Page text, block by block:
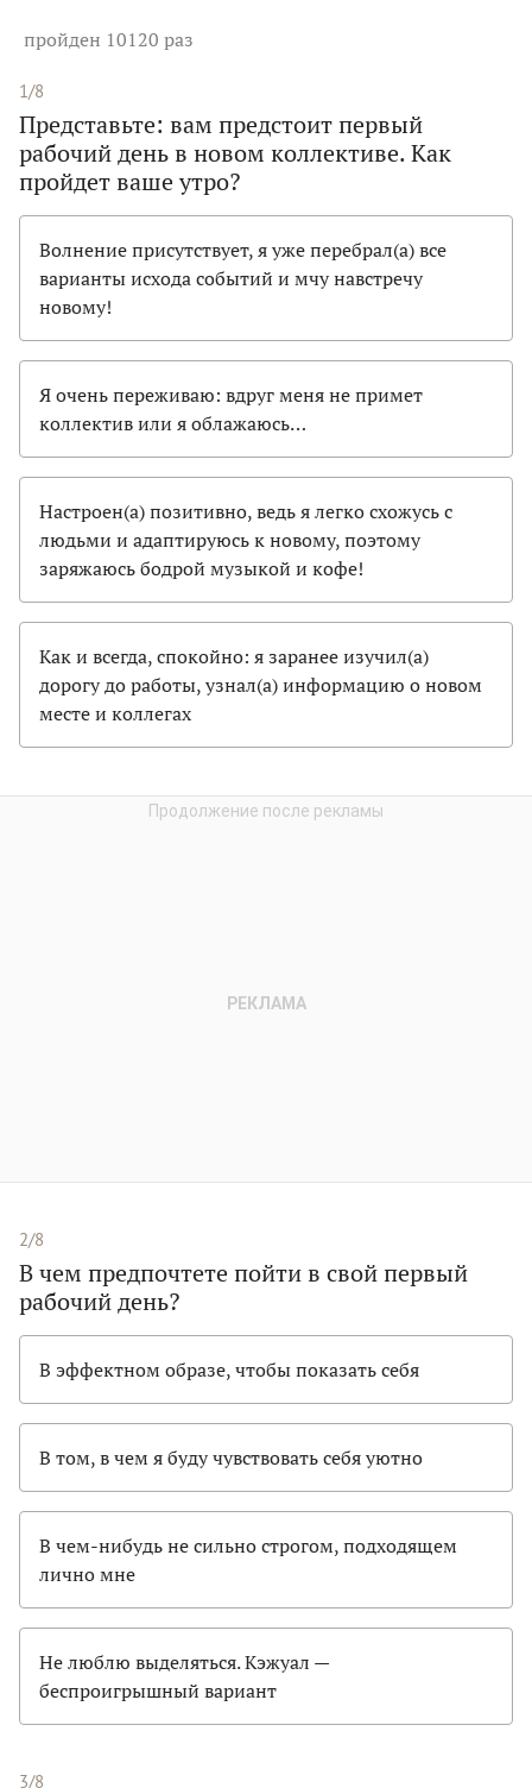
пройден 10120 раз
1/8
Представьте: вам предстоит первый
рабочий день в новом коллективе. Как
пройдет ваше утро?
Волнение присутствует, я уже перебрал(а) все
варианты исхода событий и мчу навстречу
новому!
Я очень переживаю: вдруг меня не примет
коллектив или я облажаюсь…
Настроен(а) позитивно, ведь я легко схожусь с
людьми и адаптируюсь к новому, поэтому
заряжаюсь бодрой музыкой и кофе!
Как и всегда, спокойно: я заранее изучил(а)
дорогу до работы, узнал(а) информацию о новом
месте и коллегах
2/8
В чем предпочтете пойти в свой первый
рабочий день?
В эффектном образе, чтобы показать себя
В том, в чем я буду чувствовать себя уютно
В чем-нибудь не сильно строгом, подходящем
лично мне
Не люблю выделяться. Кэжуал —
беспроигрышный вариант
3/8